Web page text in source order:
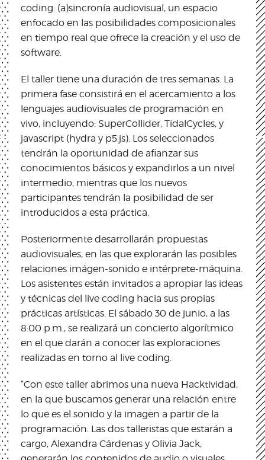
coding: (a)sincronía audiovisual, un espacio
enfocado en las posibilidades composicionales
en tiempo real que ofrece la creación y el uso de
software.
El taller tiene una duración de tres semanas. La
primera fase consistirá en el acercamiento a los
lenguajes audiovisuales de programación en
vivo, incluyendo: SuperCollider, TidalCycles, y
javascript (hydra y p5.js). Los seleccionados
tendrán la oportunidad de afianzar sus
conocimientos básicos y expandirlos a un nivel
intermedio, mientras que los nuevos
participantes tendrán la posibilidad de ser
introducidos a esta práctica.
Posteriormente desarrollarán propuestas
audiovisuales, en las que explorarán las posibles
relaciones imágen-sonido e intérprete-máquina.
Los asistentes están invitados a apropiar las ideas
y técnicas del live coding hacia sus propias
prácticas artísticas. El sábado 30 de junio, a las
8:00 p.m., se realizará un concierto algorítmico
en el que darán a conocer las exploraciones
realizadas en torno al live coding.
“Con este taller abrimos una nueva Hacktividad,
en la que buscamos generar una relación entre
lo que es el sonido y la imagen a partir de la
programación. Las dos talleristas que estarán a
cargo, Alexandra Cárdenas y Olivia Jack,